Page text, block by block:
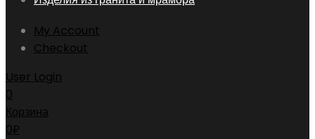
My Account
Checkout
User Login
0
Корзина
0₽